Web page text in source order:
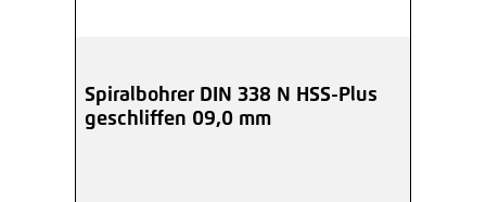
Spiralbohrer DIN 338 N HSS-Plus
geschliffen 09,0 mm